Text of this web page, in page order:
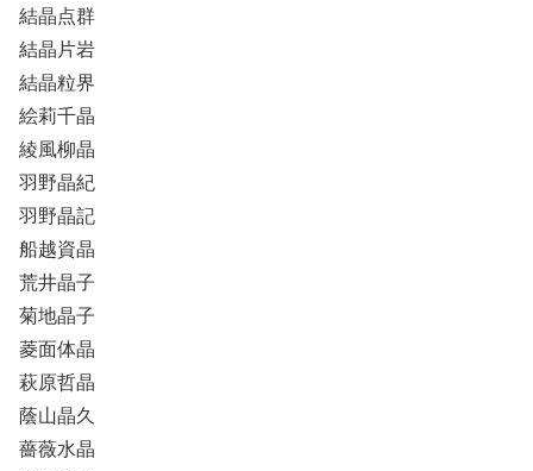
結晶点群
結晶片岩
結晶粒界
絵莉千晶
綾風柳晶
羽野晶紀
羽野晶記
船越資晶
荒井晶子
菊地晶子
菱面体晶
萩原哲晶
蔭山晶久
薔薇水晶